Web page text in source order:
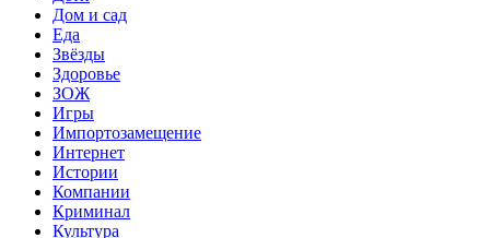
Дом и сад
Еда
Звёзды
Здоровье
ЗОЖ
Игры
Импортозамещение
Интернет
Истории
Компании
Криминал
Культура